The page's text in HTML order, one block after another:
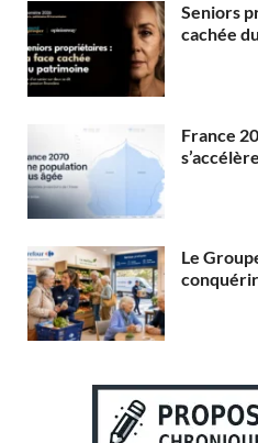
Seniors
cachée
France
s’accélère
Le